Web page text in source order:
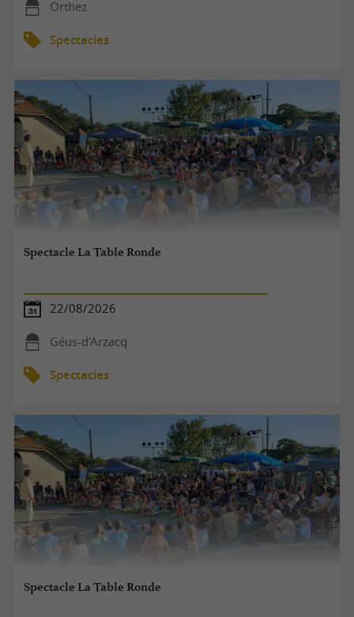
Orthez
Spectacles
Spectacle La Table Ronde
22/08/2026
Géus-d'Arzacq
Spectacles
Spectacle La Table Ronde